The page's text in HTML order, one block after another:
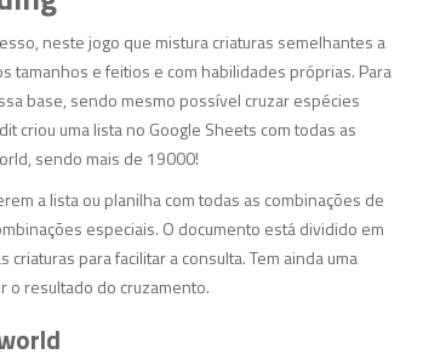
neste jogo que mistura criaturas semelhantes a
tamanhos e feitios e com habilidades próprias. Para
base, sendo mesmo possível cruzar espécies
criou uma lista no Google Sheets com todas as
sendo mais de 19000!
a lista ou planilha com todas as combinações de
especiais. O documento está dividido em
para facilitar a consulta. Tem ainda uma
o resultado do cruzamento.